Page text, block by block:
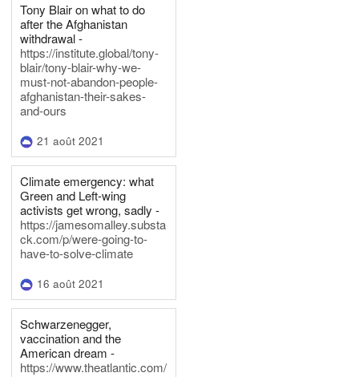
Tony Blair on what to do
after the Afghanistan
withdrawal -
https://institute.global/tony-
blair/tony-blair-why-we-
must-not-abandon-people-
afghanistan-their-sakes-
and-ours
21 août 2021
Climate emergency: what
Green and Left-wing
activists get wrong, sadly -
https://jamesomalley.substa
ck.com/p/were-going-to-
have-to-solve-climate
16 août 2021
Schwarzenegger,
vaccination and the
American dream -
https://www.theatlantic.com/